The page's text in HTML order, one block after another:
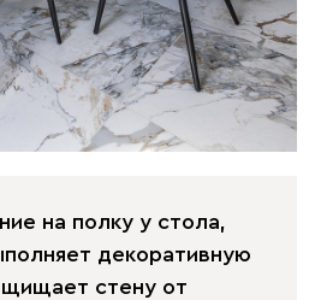
на полку у стола,
декоративную
стену от